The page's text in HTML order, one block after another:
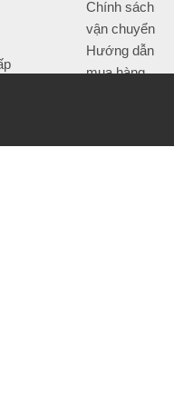
Chính sách
vận chuyển
Hướng dẫn
mua hàng